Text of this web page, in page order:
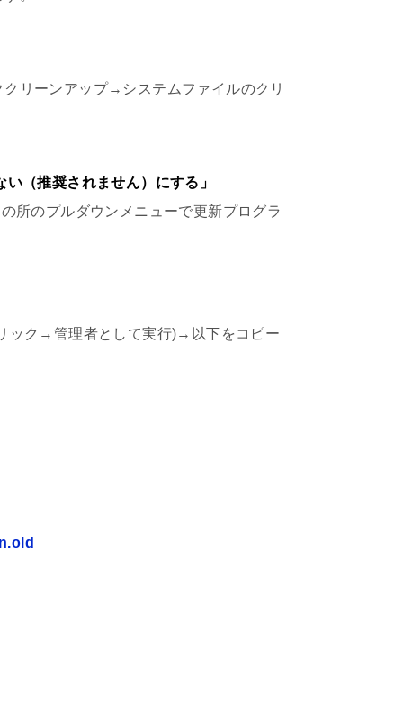
リーンアップ→システムファイルのクリ
（推奨されません）にする」
のプルダウンメニューで更新プログラ
ック→管理者として実行)→以下をコピー